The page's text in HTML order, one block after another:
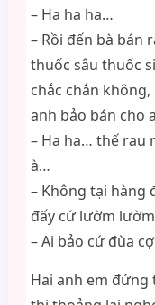
– Ha ha ha…
– Rồi đến bà bán
thuốc sâu thuốc
chắc chắn
anh bảo bán cho
– Ha ha… thế rau
à…
– Không tại hàng
đấy cứ lườm
– Ai bảo cứ đùa
Hai anh em